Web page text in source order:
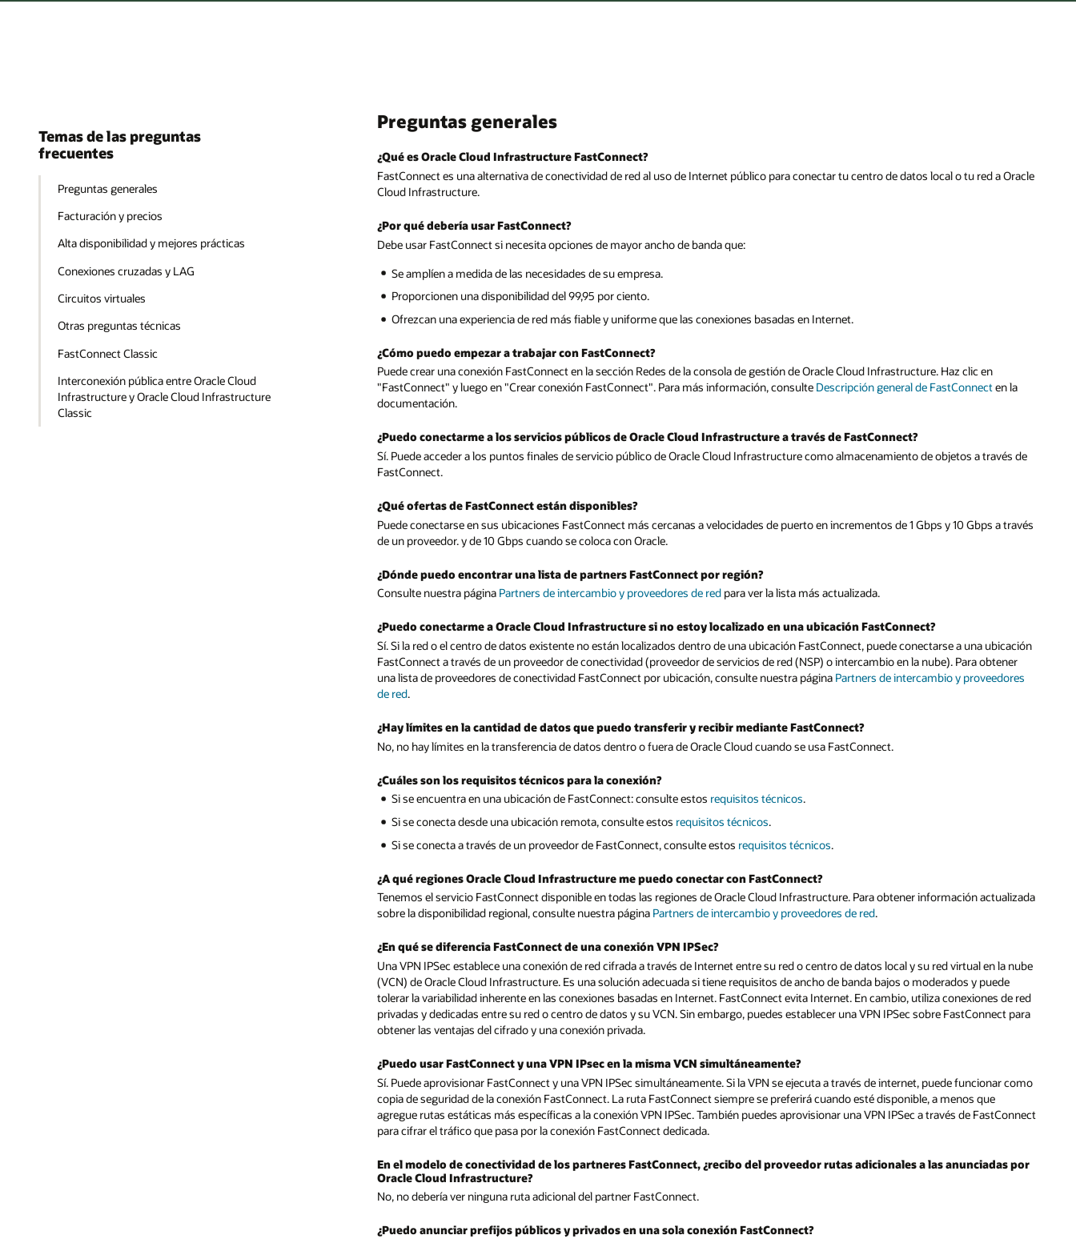
Temas de las preguntas
frecuentes
Preguntas generales
Facturación y precios
Alta disponibilidad y mejores prácticas
Conexiones cruzadas y LAG
Circuitos virtuales
Otras preguntas técnicas
FastConnect Classic
Interconexión pública entre Oracle Cloud
Infrastructure y Oracle Cloud Infrastructure
Classic
Preguntas generales
¿Qué es Oracle Cloud Infrastructure FastConnect?
FastConnect es una alternativa de conectividad de red al uso de Internet público para conectar tu centro de datos local o tu red a Oracle
Cloud Infrastructure.
¿Por qué debería usar FastConnect?
Debe usar FastConnect si necesita opciones de mayor ancho de banda que:
Se amplíen a medida de las necesidades de su empresa.
Proporcionen una disponibilidad del 99,95 por ciento.
Ofrezcan una experiencia de red más fiable y uniforme que las conexiones basadas en Internet.
¿Cómo puedo empezar a trabajar con FastConnect?
Puede crear una conexión FastConnect en la sección Redes de la consola de gestión de Oracle Cloud Infrastructure. Haz clic en
"FastConnect" y luego en "Crear conexión FastConnect". Para más información, consulte Descripción general de FastConnecten la
documentación.
¿Puedo conectarme a los servicios públicos de Oracle Cloud Infrastructure a través de FastConnect?
Sí. Puede acceder a los puntos finales de servicio público de Oracle Cloud Infrastructure como almacenamiento de objetos a través de
FastConnect.
¿Qué ofertas de FastConnect están disponibles?
Puede conectarse en sus ubicaciones FastConnect más cercanas a velocidades de puerto en incrementos de 1 Gbps y 10 Gbps a través
de un proveedor. y de 10 Gbps cuando se coloca con Oracle.
¿Dónde puedo encontrar una lista de partners FastConnect por región?
Consulte nuestra página Partners de intercambio y proveedores de red para ver la lista más actualizada.
¿Puedo conectarme a Oracle Cloud Infrastructure si no estoy localizado en una ubicación FastConnect?
Sí. Si la red o el centro de datos existente no están localizados dentro de una ubicación FastConnect, puede conectarse a una ubicación
FastConnect a través de un proveedor de conectividad (proveedor de servicios de red (NSP) o intercambio en la nube). Para obtener
una lista de proveedores de conectividad FastConnect por ubicación, consulte nuestra página Partners de intercambio y proveedores
de red.
¿Hay límites en la cantidad de datos que puedo transferir y recibir mediante FastConnect?
No, no hay límites en la transferencia de datos dentro o fuera de Oracle Cloud cuando se usa FastConnect.
¿Cuáles son los requisitos técnicos para la conexión?
Si se encuentra en una ubicación de FastConnect: consulte estos requisitos técnicos.
Si se conecta desde una ubicación remota, consulte estos requisitos técnicos.
Si se conecta a través de un proveedor de FastConnect, consulte estos requisitos técnicos.
¿A qué regiones Oracle Cloud Infrastructure me puedo conectar con FastConnect?
Tenemos el servicio FastConnect disponible en todas las regiones de Oracle Cloud Infrastructure. Para obtener información actualizada
sobre la disponibilidad regional, consulte nuestra página Partners de intercambio y proveedores de red.
¿En qué se diferencia FastConnect de una conexión VPN IPSec?
Una VPN IPSec establece una conexión de red cifrada a través de Internet entre su red o centro de datos local y su red virtual en la nube
(VCN) de Oracle Cloud Infrastructure. Es una solución adecuada si tiene requisitos de ancho de banda bajos o moderados y puede
tolerar la variabilidad inherente en las conexiones basadas en Internet. FastConnect evita Internet. En cambio, utiliza conexiones de red
privadas y dedicadas entre su red o centro de datos y su VCN. Sin embargo, puedes establecer una VPN IPSec sobre FastConnect para
obtener las ventajas del cifrado y una conexión privada.
¿Puedo usar FastConnect y una VPN IPsec en la misma VCN simultáneamente?
Sí. Puede aprovisionar FastConnect y una VPN IPSec simultáneamente. Si la VPN se ejecuta a través de internet, puede funcionar como
copia de seguridad de la conexión FastConnect. La ruta FastConnect siempre se preferirá cuando esté disponible, a menos que
agregue rutas estáticas más específicas a la conexión VPN IPSec. También puedes aprovisionar una VPN IPSec a través de FastConnect
para cifrar el tráfico que pasa por la conexión FastConnect dedicada.
En el modelo de conectividad de los partneres FastConnect, ¿recibo del proveedor rutas adicionales a las anunciadas por
Oracle Cloud Infrastructure?
No, no debería ver ninguna ruta adicional del partner FastConnect.
¿Puedo anunciar prefijos públicos y privados en una sola conexión FastConnect?